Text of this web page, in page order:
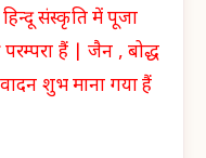
संस्कृति में पूजा
हैं | जैन , बोद्ध
शुभ माना गया हैं